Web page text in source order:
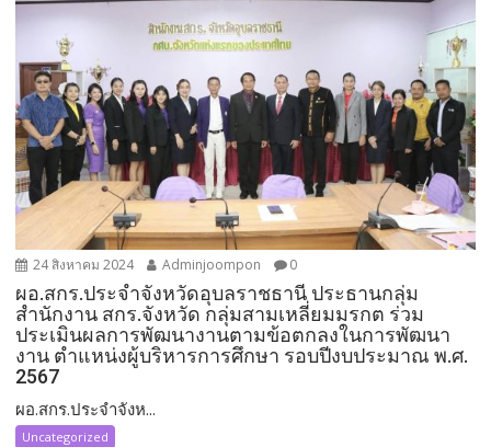
24 สิงหาคม 2024 Adminjoompon 0
ผอ.สกร.ประจำจังหวัดอุบลราชธานี ประธานกลุ่ม
สำนักงาน สกร.จังหวัด กลุ่มสามเหลี่ยมมรกต ร่วม
ประเมินผลการพัฒนางานตามข้อตกลงในการพัฒนา
งาน ตำแหน่งผู้บริหารการศึกษา รอบปีงบประมาณ พ.ศ.
2567
ผอ.สกร.ประจำจังห...
Uncategorized